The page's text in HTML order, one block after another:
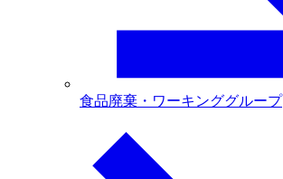
食品廃棄・ワーキンググループ